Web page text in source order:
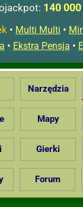
140 000
• Multi Multi •
• Ekstra Pensja •
Narzędzia
Mapy
Gierki
Forum